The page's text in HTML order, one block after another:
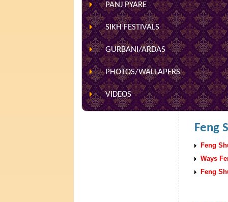
PANJ PYARE
SIKH FESTIVALS
GURBANI/ARDAS
PHOTOS/WALLAPERS
VIDEOS
Feng
Feng
Ways
Feng